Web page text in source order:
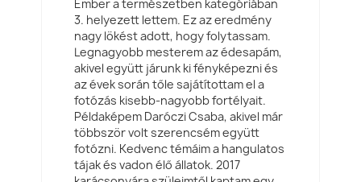
Ember a természetben kategóriában
3. helyezett lettem. Ez az eredmény
nagy lökést adott, hogy folytassam.
Legnagyobb mesterem az édesapám,
akivel együtt járunk ki fényképezni és
az évek során tőle sajátítottam el a
fotózás kisebb-nagyobb fortélyait.
Példaképem Daróczi Csaba, akivel már
többször volt szerencsém együtt
fotózni. Kedvenc témáim a hangulatos
tájak és vadon élő állatok. 2017